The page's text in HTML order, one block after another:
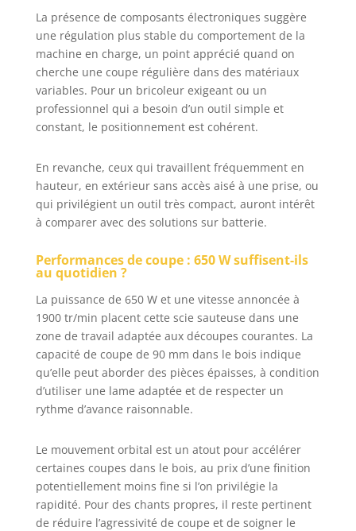
d’aspiration, clé
six pans, pare-
éclats, coffret de
transport
La présence de composants électroniques suggère
une régulation plus stable du comportement de la
machine en charge, un point apprécié quand on
cherche une coupe régulière dans des matériaux
variables. Pour un bricoleur exigeant ou un
professionnel qui a besoin d’un outil simple et
constant, le positionnement est cohérent.
En revanche, ceux qui travaillent fréquemment en
hauteur, en extérieur sans accès aisé à une prise, ou
qui privilégient un outil très compact, auront intérêt
à comparer avec des solutions sur batterie.
Performances de coupe : 650 W suffisent-ils
au quotidien ?
La puissance de 650 W et une vitesse annoncée à
1900 tr/min placent cette scie sauteuse dans une
zone de travail adaptée aux découpes courantes. La
capacité de coupe de 90 mm dans le bois indique
qu’elle peut aborder des pièces épaisses, à condition
d’utiliser une lame adaptée et de respecter un
rythme d’avance raisonnable.
Le mouvement orbital est un atout pour accélérer
certaines coupes dans le bois, au prix d’une finition
potentiellement moins fine si l’on privilégie la
rapidité. Pour des chants propres, il reste pertinent
de réduire l’agressivité de coupe et de soigner le